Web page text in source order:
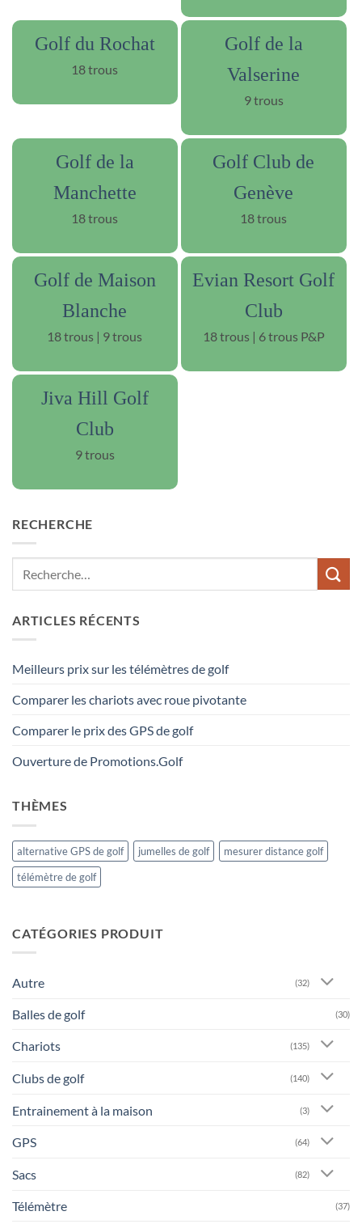
Golf du Rochat
18 trous
Golf de la
Valserine
9 trous
Golf de la
Manchette
18 trous
Golf Club de
Genève
18 trous
Golf de Maison
Blanche
18 trous | 9 trous
Evian Resort Golf
Club
18 trous | 6 trous P&P
Jiva Hill Golf
Club
9 trous
RECHERCHE
ARTICLES RÉCENTS
Meilleurs prix sur les télémètres de golf
Comparer les chariots avec roue pivotante
Comparer le prix des GPS de golf
Ouverture de Promotions.Golf
THÈMES
alternative GPS de golf jumelles de golf
mesurer distance golf
télémètre de golf
CATÉGORIES PRODUIT
Autre (32)
Balles de golf (30)
Chariots (135)
Clubs de golf (140)
Entrainement à la maison (3)
GPS (64)
Sacs (82)
Télémètre (37)